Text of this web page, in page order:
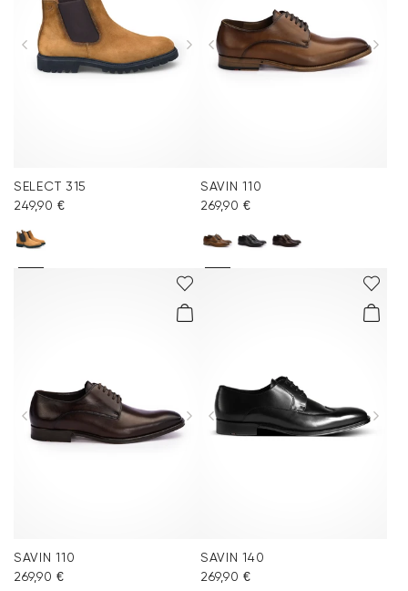
SELECT 315
249,90 €
SAVIN 110
269,90 €
SAVIN 110
269,90 €
SAVIN 140
269,90 €